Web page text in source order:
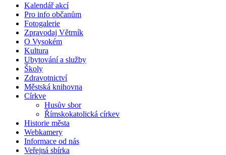
Kalendář akcí
Pro info občanům
Fotogalerie
Zpravodaj Větrník
O Vysokém
Kultura
Ubytování a služby
Školy
Zdravotnictví
Městská knihovna
Církve
Husův sbor
Římskokatolická církev
Historie města
Webkamery
Informace od nás
Veřejná sbírka